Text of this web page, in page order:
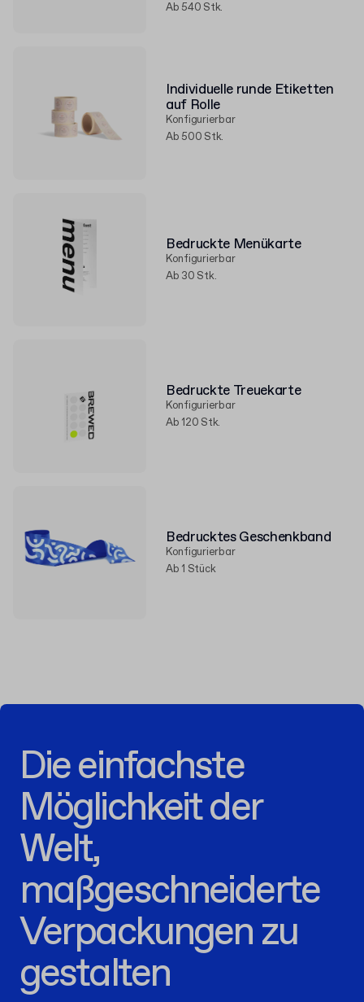
Ab 540 Stk.
Individuelle runde Etiketten
auf Rolle
Konfigurierbar
Ab 500 Stk.
Bedruckte Menükarte
Konfigurierbar
Ab 30 Stk.
Bedruckte Treuekarte
Konfigurierbar
Ab 120 Stk.
Bedrucktes Geschenkband
Konfigurierbar
Ab 1 Stück
Die einfachste
Möglichkeit der
Welt,
maßgeschneiderte
Verpackungen zu
gestalten